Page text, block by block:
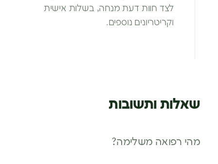
לצד חוות דעתמנחה, בשלות אישית
וקריטריונים נוספים.
שאלות ותשובות
מהי רפואה משלימה?